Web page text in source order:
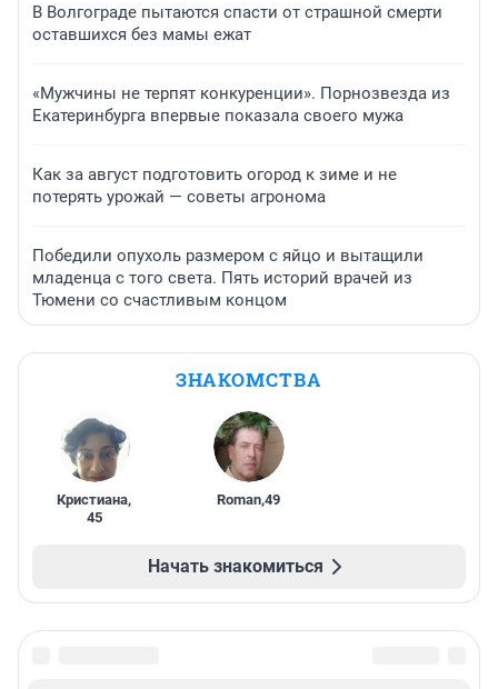
В Волгограде пытаются спасти от страшной смерти
оставшихся без мамы ежат
«Мужчины не терпят конкуренции». Порнозвезда из
Екатеринбурга впервые показала своего мужа
Как за август подготовить огород к зиме и не
потерять урожай — советы агронома
Победили опухоль размером с яйцо и вытащили
младенца с того света. Пять историй врачей из
Тюмени со счастливым концом
ЗНАКОМСТВА
Кристиана,
45
Roman,49
Начать знакомиться